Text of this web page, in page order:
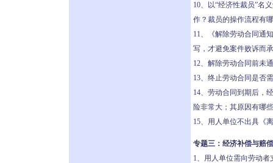
10、以“经济性裁员”名
作？裁员的操作流程有
11、《解除劳动合同通
写，才避免案件败诉而
12、解除劳动合同前未
13、终止劳动合同是否
14、劳动合同到期后，
险非常大；其原因有哪
15、用人单位不出具《
专题三：经济补偿与赔
1、用人单位需向劳动